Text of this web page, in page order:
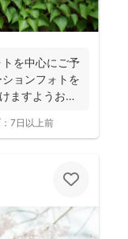
トを中心にご予
ョンフォトを
ますようお願
7日以上前